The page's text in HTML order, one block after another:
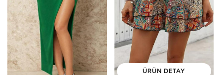
ÜRÜN DETAY